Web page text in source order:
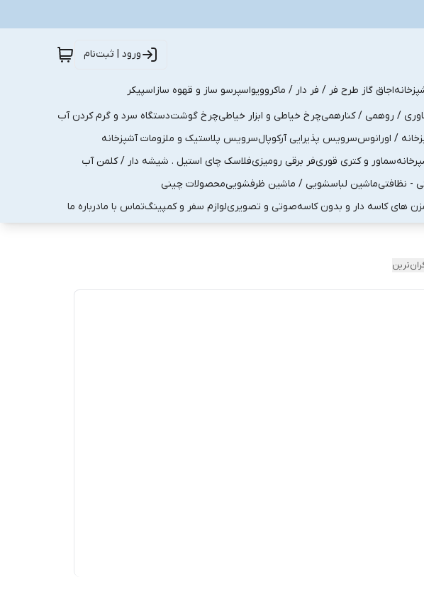
ورود | ثبت‌نام
اجاق گاز طرح فر / فر دار / ماکروویواسپرسو ساز و قهوه سازاسپیکر
/ روهمی / کنارهمیچرخ خیاطی و ابزار خیاطیچرخ گوشتدستگاه سرد و گرم کردن آب
/ اورانوسسرویس پذیرایی آرکوپالسرویس پلاستیک و ملزومات آشپزخانه
سماور و کتری قوریفر برقی رومیزیفلاسک چای استیل . شیشه دار / کلمن آب
- نظافتیماشین لباسشویی / ماشین ظرفشوییمحصولات چینی
های کاسه دار و بدون کاسهصوتی و تصویریلوازم سفر و کمپینگتماس با مادرباره ما